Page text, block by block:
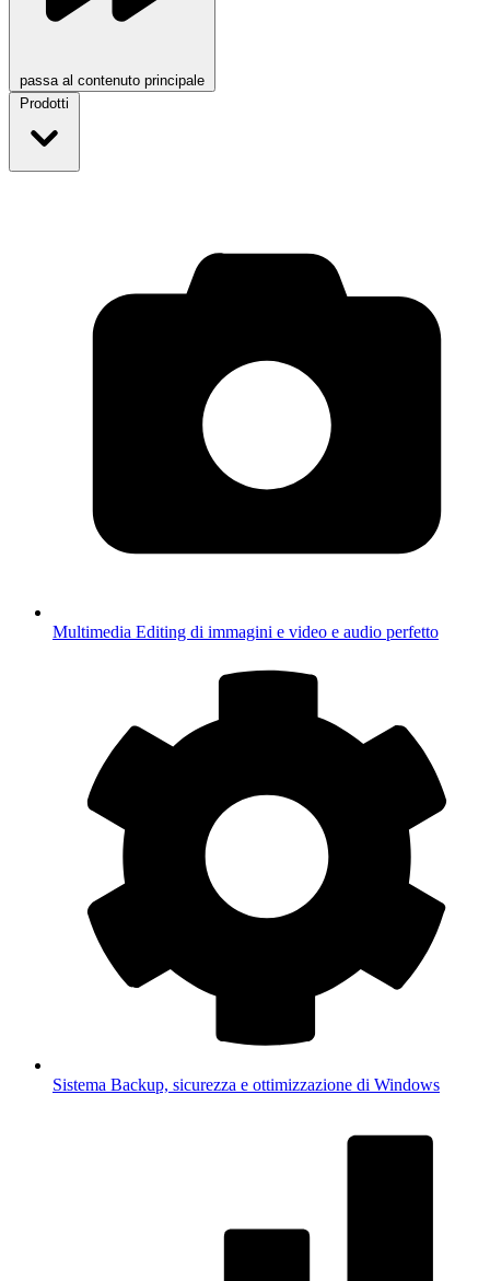
passa al contenuto principale
Prodotti
Multimedia Editing di immagini e video e audio perfetto
Sistema Backup, sicurezza e ottimizzazione di Windows